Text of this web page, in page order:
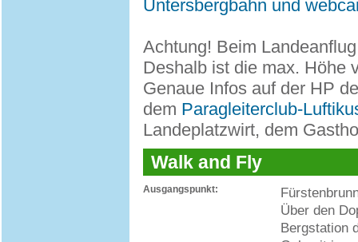
Untersbergbahn und
Achtung! Beim
Deshalb ist die max. Höhe
Genaue Infos auf der HP
dem Paragleiterclub-
Landeplatzwirt, dem
Walk and Fly
Ausgangspunkt:
Über den
Bergstation